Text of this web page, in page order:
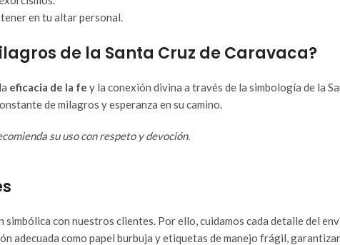
en tu altar personal.
de la Santa Cruz de Caravaca?
eficacia de la fe y la conexión divina a través de la simbología de la
de milagros y esperanza en su camino.
su uso con respeto y devoción.
con nuestros clientes. Por ello, cuidamos cada detalle del
adecuada como papel burbuja y etiquetas de manejo frágil,